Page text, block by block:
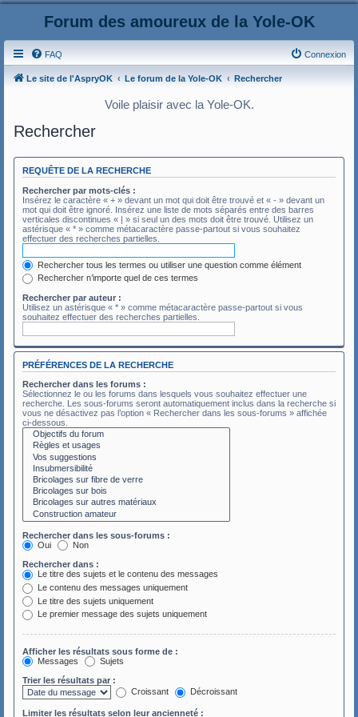
Forum des amoureux de la Yole-OK
FAQ Connexion
Le site de l'AspryOK Le forum de la Yole-OK Rechercher
Voile plaisir avec la Yole-OK.
Rechercher
REQUÊTE DE LA RECHERCHE
Rechercher par mots-clés :
Insérez le caractère « + » devant un mot qui doit être trouvé et « - » devant un
mot qui doit être ignoré. Insérez une liste de mots séparés entre des barres
verticales discontinues « | » si seul un des mots doit être trouvé. Utilisez un
astérisque « * » comme métacaractère passe-partout si vous souhaitez
effectuer des recherches partielles.
Rechercher tous les termes ou utiliser une question comme élément
Rechercher n’importe quel de ces termes
Rechercher par auteur :
Utilisez un astérisque « * » comme métacaractère passe-partout si vous
souhaitez effectuer des recherches partielles.
PRÉFÉRENCES DE LA RECHERCHE
Rechercher dans les forums :
Sélectionnez le ou les forums dans lesquels vous souhaitez effectuer une
recherche. Les sous-forums seront automatiquement inclus dans la recherche si
vous ne désactivez pas l’option « Rechercher dans les sous-forums » affichée
ci-dessous.
Rechercher dans les sous-forums :
Oui
Non
Rechercher dans :
Le titre des sujets et le contenu des messages
Le contenu des messages uniquement
Le titre des sujets uniquement
Le premier message des sujets uniquement
Afficher les résultats sous forme de :
Messages
Sujets
Trier les résultats par :
Croissant
Décroissant
Limiter les résultats selon leur ancienneté :